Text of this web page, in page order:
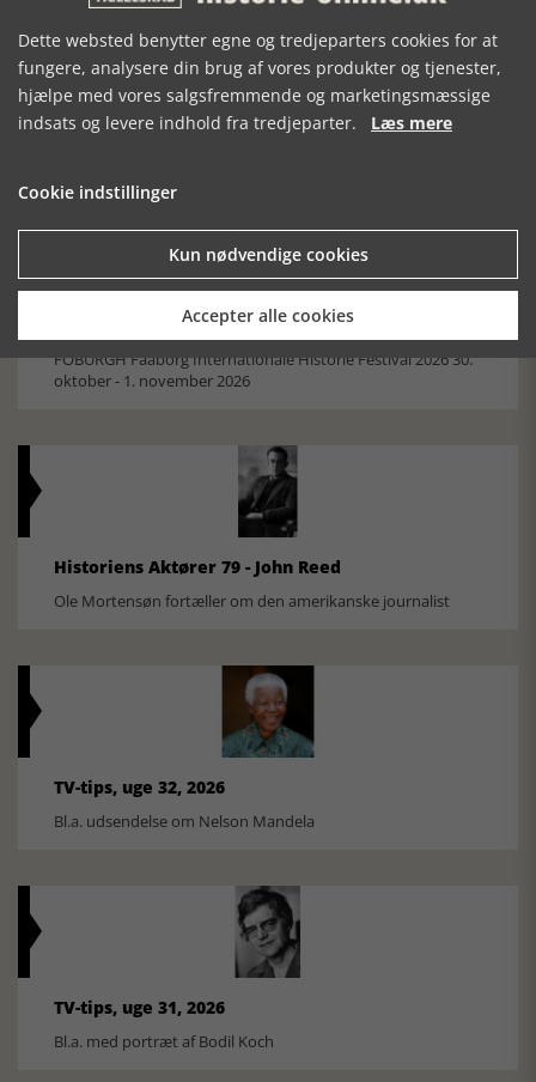
Mosefolket
Den største samling af moselig i verden på Museum
Silkeborg Hovedgården
Historisk festival i Faaborg
FOBURGH Faaborg Internationale Historie Festival 2026 30.
oktober - 1. november 2026
Historiens Aktører 79 - John Reed
Ole Mortensøn fortæller om den amerikanske journalist
TV-tips, uge 32, 2026
Bl.a. udsendelse om Nelson Mandela
TV-tips, uge 31, 2026
Bl.a. med portræt af Bodil Koch
Dette websted benytter egne og tredjeparters cookies for at
fungere, analysere din brug af vores produkter og tjenester,
hjælpe med vores salgsfremmende og marketingsmæssige
indsats og levere indhold fra tredjeparter. Læs mere
Cookie indstillinger
Kun nødvendige cookies
Accepter alle cookies